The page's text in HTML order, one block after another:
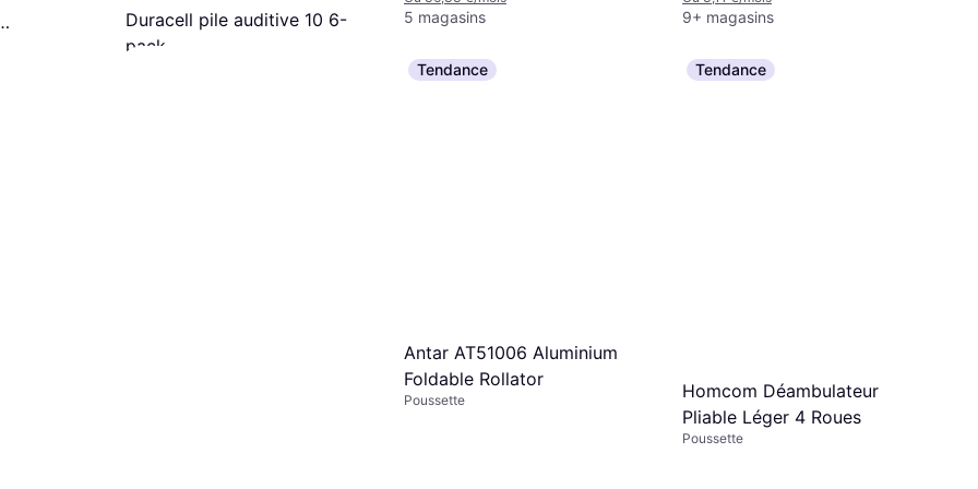
Duracell pile auditive 10 6-
pack
5 magasins 9+ magasins
Tendance
Antar AT51006 Aluminium
Foldable Rollator
Poussette
Tendance
Homcom Déambulateur
Pliable Léger 4 Roues
Poussette